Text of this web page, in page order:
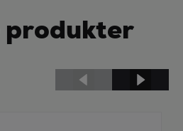
produkter